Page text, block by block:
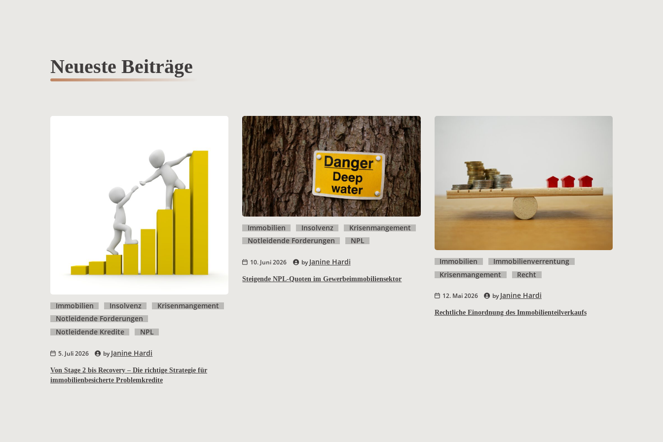
Neueste Beiträge
Immobilien Insolvenz
Krisenmangement
Notleidende Forderungen
Notleidende Kredite
NPL
5. Juli 2026 byJanine Hardi
Von Stage 2 bis Recovery – Die richtige Strategie für
immobilienbesicherte Problemkredite
Immobilien Insolvenz
Krisenmangement
Notleidende Forderungen
NPL
10. Juni 2026 byJanine Hardi
Steigende NPL-Quoten im Gewerbeimmobiliensektor
Immobilien
Immobilienverrentung
Krisenmangement
Recht
12. Mai 2026 byJanine Hardi
Rechtliche Einordnung des Immobilienteilverkaufs